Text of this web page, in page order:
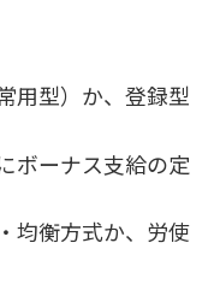
用型）か、登録型
ボーナス支給の定
均衡方式か、労使